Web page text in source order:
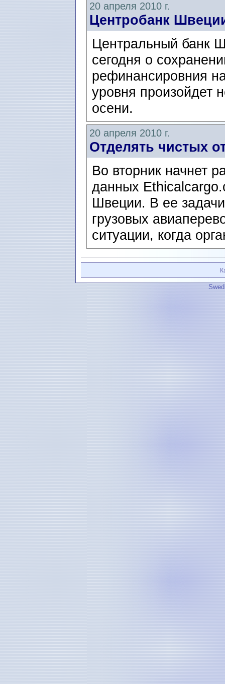
20 апреля 2010 г.
Центробанк
Центральный банк
сегодня о
рефинансировния
уровня произойдет
осени.
20 апреля 2010 г.
Отделять чистых
Во вторник начнет
данных
Швеции. В ее
грузовых
ситуации, когда